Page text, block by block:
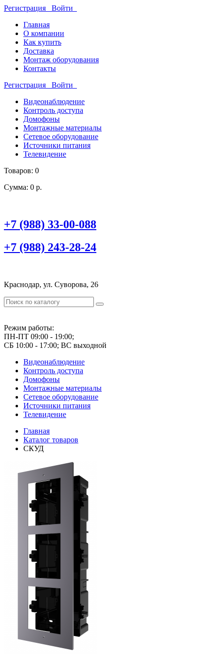
Регистрация Войти
Главная
О компании
Как купить
Доставка
Монтаж оборудования
Контакты
Регистрация Войти
Видеонаблюдение
Контроль доступа
Домофоны
Монтажные материалы
Сетевое оборудование
Источники питания
Телевидение
Товаров: 0
Сумма: 0 р.
+7 (988) 33-00-088
+7 (988) 243-28-24
Краснодар, ул. Суворова, 26
Режим работы:
ПН-ПТ 09:00 - 19:00;
СБ 10:00 - 17:00; ВС выходной
Видеонаблюдение
Контроль доступа
Домофоны
Монтажные материалы
Сетевое оборудование
Источники питания
Телевидение
Главная
Каталог товаров
СКУД